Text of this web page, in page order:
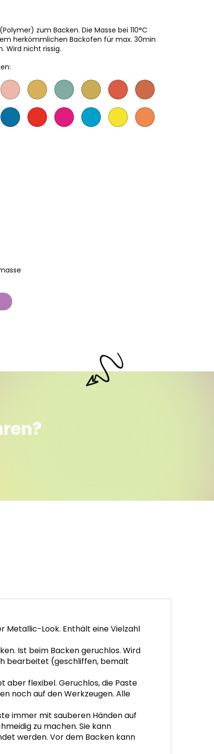
zum Backen. Die Masse bei 110°C
herkömmlichen Backofen für max. 30min
Wird nicht rissig.
Look. Enthält eine Vielzahl
Ist beim Backen geruchlos. Wird
bearbeitet (geschliffen, bemalt
aber flexibel. Geruchlos, die Paste
noch auf den Werkzeugen. Alle
immer mit sauberen Händen auf
zu machen. Sie kann
werden. Vor dem Backen kann